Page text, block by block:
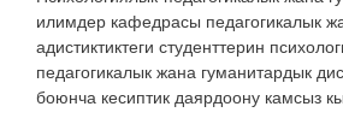
илимдер кафедрасы педагогикалык
адистиктиктеги студенттерин
педагогикалык жана гуманитардык
боюнча кесиптик даярдоону камсыз